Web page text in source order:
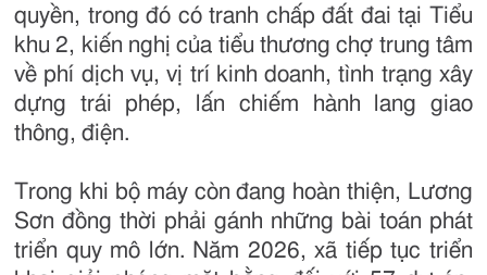
quyền, trong đó có tranh chấp đất đai tại Tiểu
khu 2, kiến nghị của tiểu thương chợ trung tâm
về phí dịch vụ, vị trí kinh doanh, tình trạng xây
dựng trái phép, lấn chiếm hành lang giao
thông, điện.
Trong khi bộ máy còn đang hoàn thiện, Lương
Sơn đồng thời phải gánh những bài toán phát
triển quy mô lớn. Năm 2026, xã tiếp tục triển